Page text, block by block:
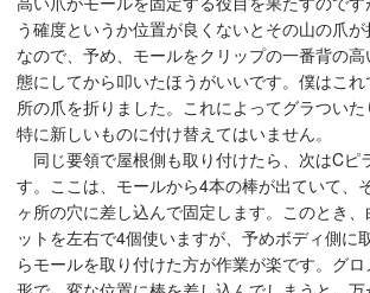
う確度というか位置が良くないとその山の爪が
なので、予め、モールをクリップの一番背の
態にしてから叩いたほうがいいです。僕はこ
所の爪を折りました。これによってグラついた
特に新しいものに付け替えてはいません。
同じ要領で屋根側も取り付けたら、次はCピ
す。ここは、モールから4本の棒が出ていて、
ヶ所の穴に差し込んで固定します。このとき
ットを左右で4個使いますが、予めボディ側に
らモールを取り付けた方が作業が楽です。グ